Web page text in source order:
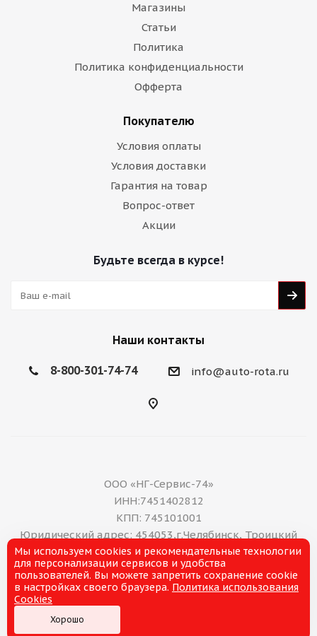
Магазины
Статьи
Политика
Политика конфиденциальности
Офферта
Покупателю
Условия оплаты
Условия доставки
Гарантия на товар
Вопрос-ответ
Акции
Будьте всегда в курсе!
Наши контакты
8-800-301-74-74 info@auto-rota.ru
ООО «НГ-Сервис-74»
ИНН:7451402812
КПП: 745101001
Юридический адрес: 454053,г.Челябинск, Троицкий
тракт, дом 11 А, нежилое помещение 16
E-mail: office@ng-servis.ru
8(351)211-21-07
Мы используем cookies и рекомендательные технологии
для персонализации сервисов и удобства
пользователей. Вы можете запретить сохранение cookie
в настройках своего браузера. Политика использования
Cookies
Хорошо